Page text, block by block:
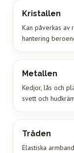
Kristallen
Kan påverkas av
hantering
Metallen
Kedjor, lås och
svett och
Tråden
Elastiska